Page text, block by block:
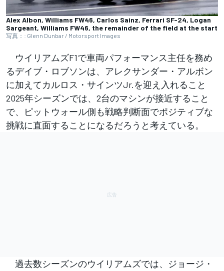
Alex Albon, Williams FW46, Carlos Sainz, Ferrari SF-24, Logan
Sargeant, Williams FW46, the remainder of the field at the start
写真：: Glenn Dunbar / Motorsport Images
ウイリアムズF1で車両パフォーマンス主任を務め
るデイブ・ロブソンは、アレクサンダー・アルボン
に加えてカルロス・サインツJr.を迎え入れること
2025年シーズンでは、2台のマシンが接近すること
で、ピットウォール側も戦略判断面でポジティブな
挑戦に直面することになるだろうと考えている。
過去数シーズンのウイリアムズでは、ジョージ・